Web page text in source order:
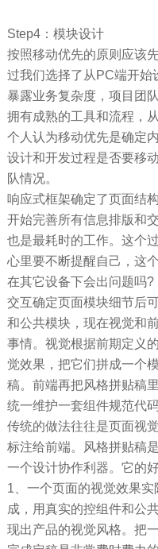
Step4：模块设计
按照移动优先的原则应该
过我们选择了从PC端开始
暴露业务复杂度，项目团
拥有成熟的工具和流程，
个人认为移动优先是确定
设计和开发过程是否要移
队情况。
响应式框架确定了页面结
开始完善所有信息排版和
也是最耗时的工作。这个
心里要不断提醒自己，这
在其它设备下会出问题吗?
交互确定页面模块细节后
和公共模块，现在视觉和
事情。视觉根据前期定义
觉效果，把它们拼成一个
稿。前端再把风格拼贴稿
统一维护一套组件规范代码
传统的做法往往是页面视
标注给前端。风格拼贴稿
一个设计协作利器。它的好
1、一个页面的视觉效果
成，用真实的控组件和公
现出产品的视觉风格。把